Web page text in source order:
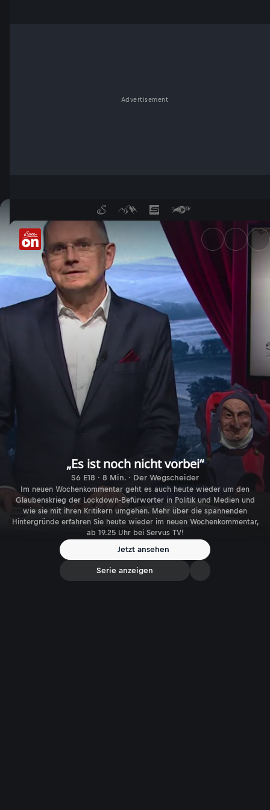
Advertisement
09.Mai - Wochenkommentar
„Es ist noch nicht vorbei“
S6 E18 · 8 Min. · Der Wegscheider
Im neuen Wochenkommentar geht es auch heute wieder um den
Glaubenskrieg der Lockdown-Befürworter in Politik und Medien und
wie sie mit ihren Kritikern umgehen. Mehr über die spannenden
Hintergründe erfahren Sie heute wieder im neuen Wochenkommentar,
ab 19.25 Uhr bei Servus TV!
Jetzt ansehen
Serie anzeigen